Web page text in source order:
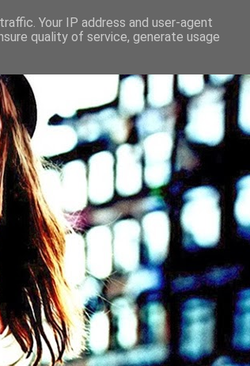
Your IP address and user-agent
quality of service, generate usage